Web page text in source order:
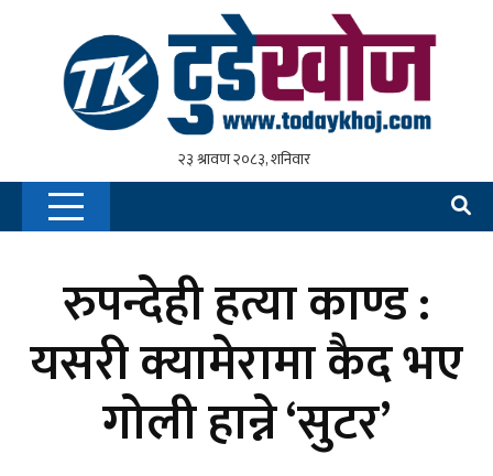
रुपन्देही हत्या काण्ड :
यसरी क्यामेरामा कैद भए
गोली हान्ने ‘सुटर’